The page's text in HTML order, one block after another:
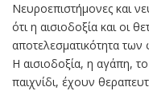
Νευροεπιστήμονες και
ότι η αισιοδοξία και οι
αποτελεσματικότητα
Η αισιοδοξία, η αγάπη,
παιχνίδι, έχουν